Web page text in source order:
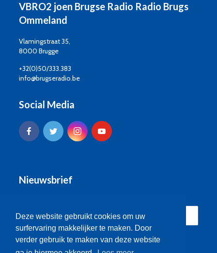
Deze website gebruikt cookies om uw
surfervaring makkelijker te maken. Door
verder gebruik te maken van deze website
VBRO2 joen Brugse Radio Radio Brugs
Ommeland
Vlamingstraat 35,
8000 Brugge
+32(0)50/333.383
info@brugseradio.be
Social Media
Nieuwsbrief